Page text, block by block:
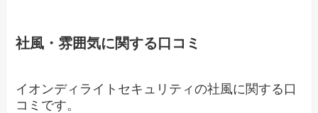
社風・雰囲気に関する口コミ
イオンディライトセキュリティの社風に関する口
コミです。